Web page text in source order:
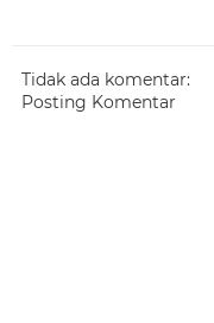
Tidak ada komentar:
Posting Komentar